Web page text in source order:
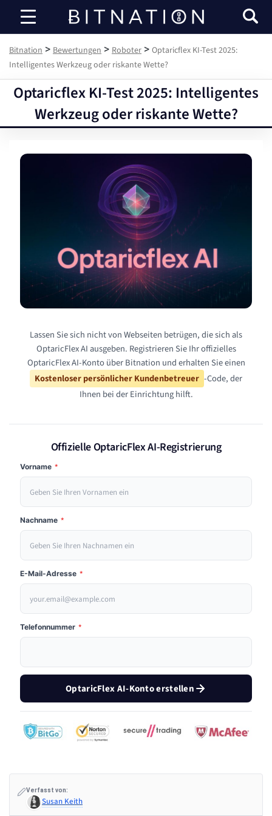
Bitnation
Bitnation > Bewertungen > Roboter > Optaricflex KI-Test 2025:
Intelligentes Werkzeug oder riskante Wette?
Optaricflex KI-Test 2025: Intelligentes
Werkzeug oder riskante Wette?
Lassen Sie sich nicht von Webseiten betrügen, die sich als
OptaricFlex AI ausgeben. Registrieren Sie Ihr offizielles
OptaricFlex AI-Konto über Bitnation und erhalten Sie einen
Kostenloser persönlicher Kundenbetreuer -Code, der
Ihnen bei der Einrichtung hilft.
Offizielle OptaricFlex AI-Registrierung
Vorname *
Nachname *
E-Mail-Adresse *
Telefonnummer *
OptaricFlex AI-Konto erstellen
Verfasst von:
Susan Keith